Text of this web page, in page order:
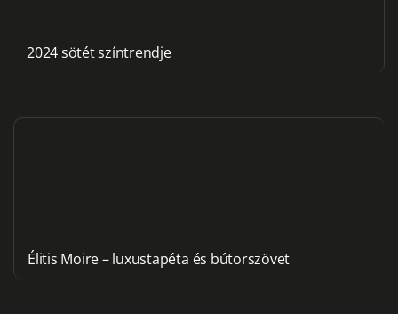
2024 sötét színtrendje
Élitis Moire – luxustapéta és bútorszövet